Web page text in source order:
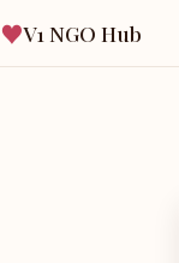
♥V1 NGO Hub